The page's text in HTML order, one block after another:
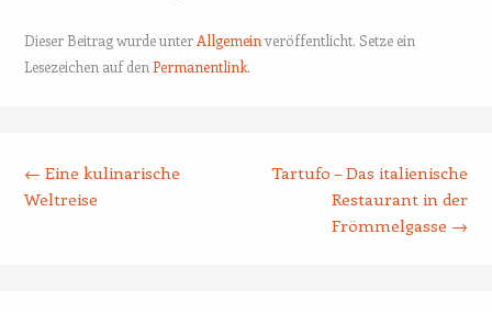
Dieser Beitrag wurde unter Allgemein veröffentlicht. Setze ein
Lesezeichen auf den Permanentlink.
← Eine kulinarische
Weltreise
Tartufo – Das italienische
Restaurant in der
Frömmelgasse →